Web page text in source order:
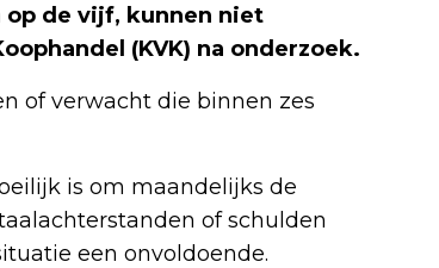
op de vijf, kunnen niet
(KVK) na onderzoek.
of verwacht die binnen zes
is om maandelijks de
of schulden
een onvoldoende.